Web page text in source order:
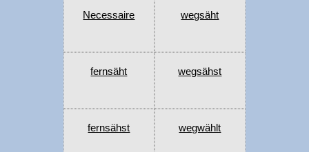
Necessaire wegsäht
fernsäht wegsähst
fernsähst wegwählt